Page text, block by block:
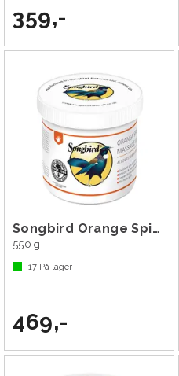
359,-
Songbird Orange Spice Massage Wax
550 g
17 På lager
469,-